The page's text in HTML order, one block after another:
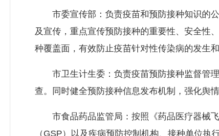
市委宣传部：负责疫苗和预防接种知识的公
及宣传，重点宣传预防接种的重要性、安全性
种覆盖面，有效防止疫苗针对性传染病的发生
市卫生计生委：负责疫苗预防接种监督管理
查。同时健全预防接种信息发布机制，强化舆
市食品药品监管局：按照《药品医疗器械飞
（GSP）以及疾病预防控制机构、接种单位